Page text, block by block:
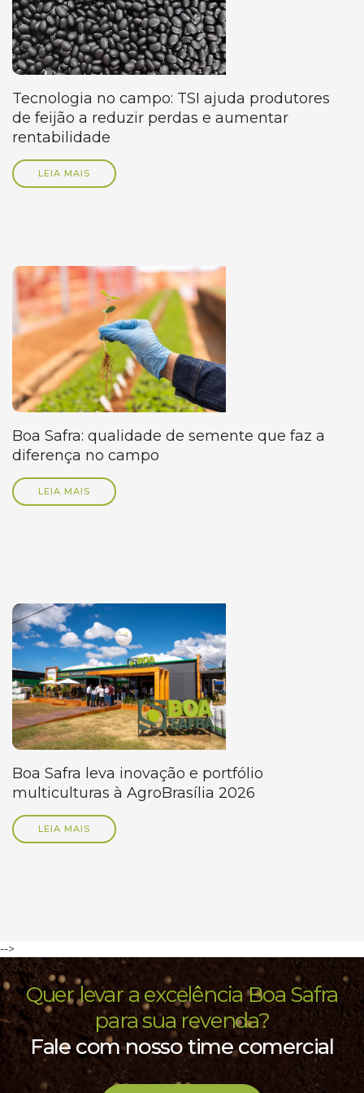
Tecnologia no campo: TSI ajuda produtores
de feijão a reduzir perdas e aumentar
rentabilidade
LEIA MAIS
Boa Safra: qualidade de semente que faz a
diferença no campo
LEIA MAIS
Boa Safra leva inovação e portfólio
multiculturas à AgroBrasília 2026
LEIA MAIS
-->
Quer levar a excelência Boa Safra
para sua revenda?
Fale com nosso time comercial